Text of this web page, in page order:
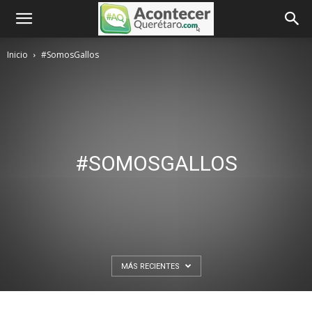
Inicio #SomosGallos
#SOMOSGALLOS
MÁS RECIENTES